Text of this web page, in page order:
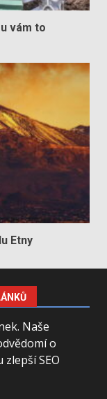
vám to
Etny
Naše
o
SEO